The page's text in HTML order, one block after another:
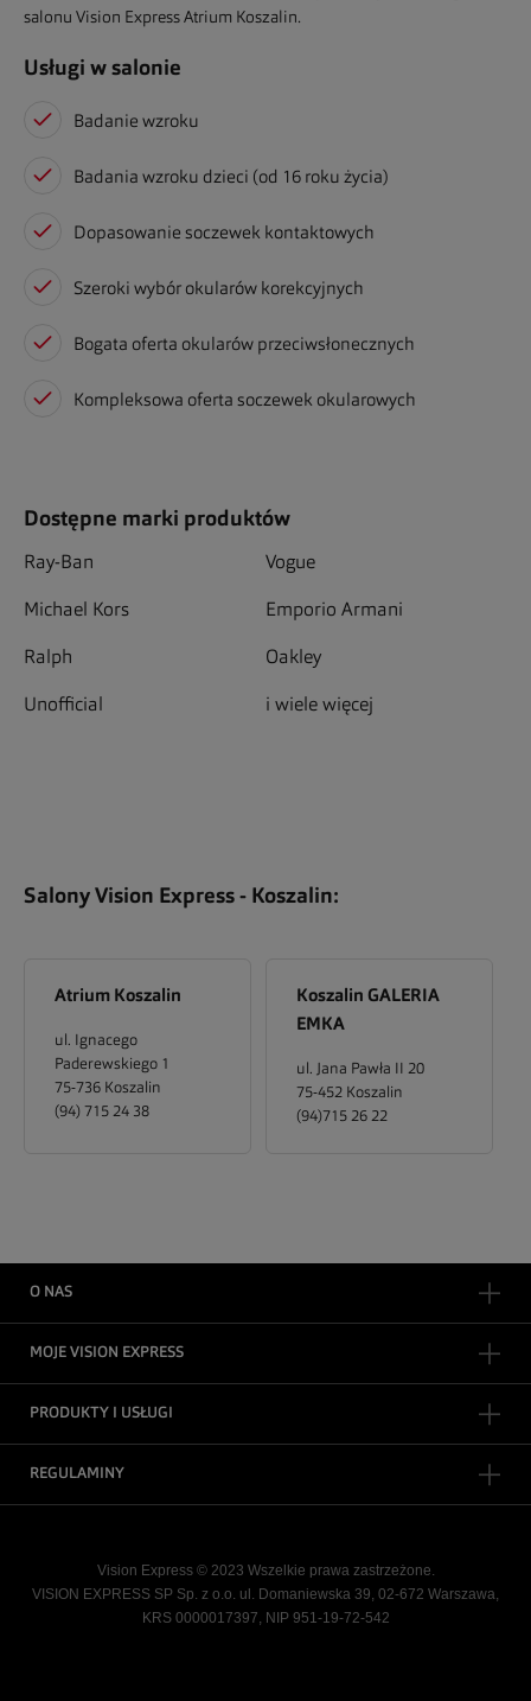
salonu Vision Express Atrium Koszalin.
Usługi w salonie
Badanie wzroku
Badania wzroku dzieci (od 16 roku życia)
Dopasowanie soczewek kontaktowych
Szeroki wybór okularów korekcyjnych
Bogata oferta okularów przeciwsłonecznych
Kompleksowa oferta soczewek okularowych
Dostępne marki produktów
Ray-Ban Vogue
Michael Kors Emporio Armani
Ralph Oakley
Unofficial i wiele więcej
Salony Vision Express - Koszalin:
Atrium Koszalin
ul. Ignacego
Paderewskiego 1
75-736 Koszalin
(94) 715 24 38
Koszalin GALERIA
EMKA
ul. Jana Pawła II 20
75-452 Koszalin
(94)715 26 22